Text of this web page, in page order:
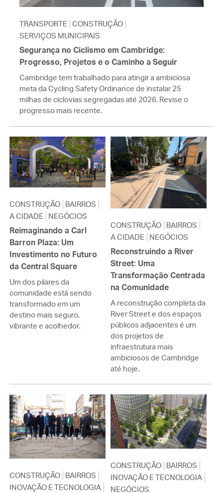
TRANSPORTE CONSTRUÇÃO
SERVIÇOS MUNICIPAIS
Segurança no Ciclismo em Cambridge:
Progresso, Projetos e o Caminho a Seguir
Cambridge tem trabalhado para atingir a ambiciosa
meta da Cycling Safety Ordinance de instalar 25
milhas de ciclovias segregadas até 2026. Revise o
progresso mais recente.
CONSTRUÇÃO BAIRROS
A CIDADE NEGÓCIOS
Reimaginando a Carl
Barron Plaza: Um
Investimento no Futuro
da Central Square
Um dos pilares da
comunidade está sendo
transformado em um
destino mais seguro,
vibrante e acolhedor.
CONSTRUÇÃO BAIRROS
A CIDADE NEGÓCIOS
Reconstruindo a River
Street: Uma
Transformação Centrada
na Comunidade
A reconstrução completa da
River Street e dos espaços
públicos adjacentes é um
dos projetos de
infraestrutura mais
ambiciosos de Cambridge
até hoje.
CONSTRUÇÃO BAIRROS
INOVAÇÃO E TECNOLOGIA
CONSTRUÇÃO BAIRROS
INOVAÇÃO E TECNOLOGIA
NEGÓCIOS